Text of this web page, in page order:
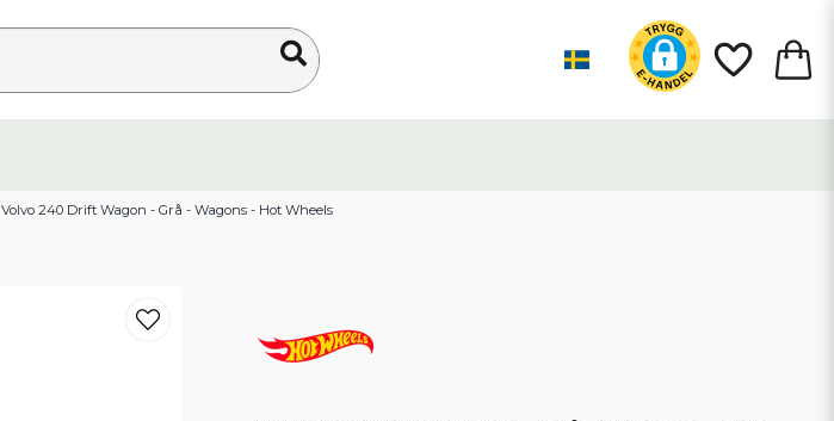
Volvo 240 Drift Wagon - Grå - Wagons - Hot Wheels